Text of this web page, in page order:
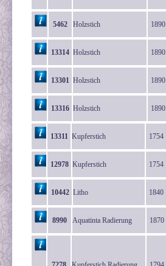
5462 Holzstich 1890
13314 Holzstich 1890
13301 Holzstich 1890
13316 Holzstich 1890
13311 Kupferstich 1754
12978 Kupferstich 1754
10442 Litho 1840
8990 Aquatinta Radierung 1870